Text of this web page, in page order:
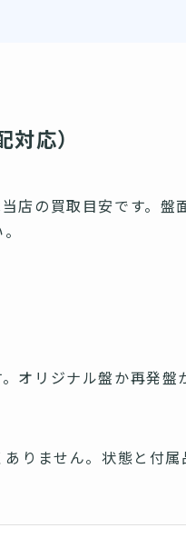
応）
店の買取目安です。盤
オリジナル盤か再発盤
りません。状態と付属